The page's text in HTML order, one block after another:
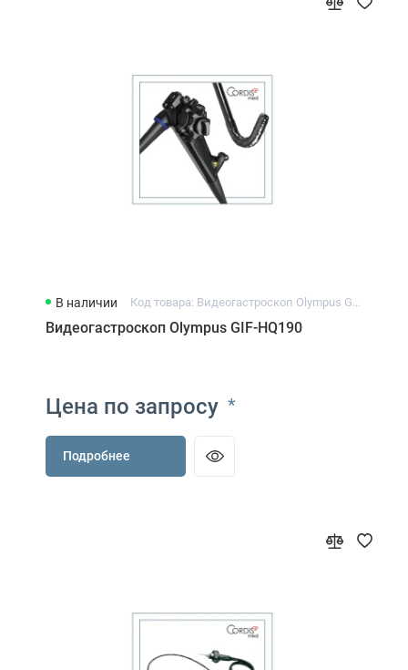
В наличии Код товара: Видеогастроскоп Olympus GIF-HQ190
Видеогастроскоп Olympus GIF-HQ190
Цена по запросу *
Подробнее